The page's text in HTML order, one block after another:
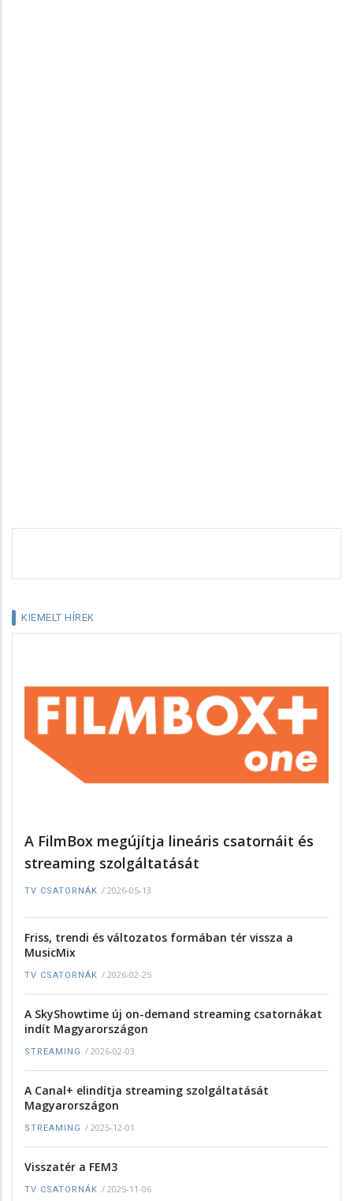
KIEMELT HÍREK
A FilmBox megújítja lineáris csatornáit és
streaming szolgáltatását
TV CSATORNÁK / 2026-05-13
Friss, trendi és változatos formában tér vissza a
MusicMix
TV CSATORNÁK / 2026-02-25
A SkyShowtime új on-demand streaming csatornákat
indít Magyarországon
STREAMING / 2026-02-03
A Canal+ elindítja streaming szolgáltatását
Magyarországon
STREAMING / 2025-12-01
Visszatér a FEM3
TV CSATORNÁK / 2025-11-06